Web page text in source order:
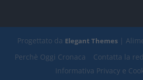
Progettato da Elegant Themes|
Perchè Oggi Cronaca Contatta la
Informativa Privacy e